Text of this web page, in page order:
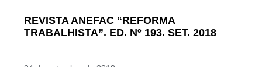
REVISTA ANEFAC “REFORMA
TRABALHISTA”. ED. Nº 193. SET. 2018